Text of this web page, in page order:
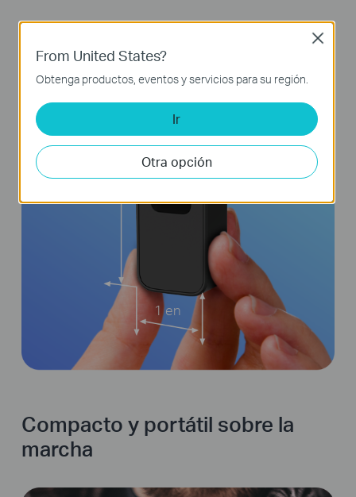
0,6 pulgadas
1 en
Compacto y portátil sobre la
marcha
From United States?
Obtenga productos, eventos y servicios para su región.
Ir
Otra opción
Close